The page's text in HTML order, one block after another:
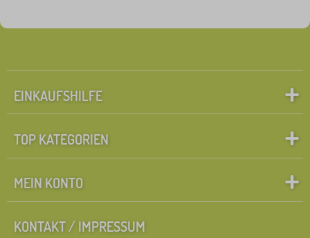
EINKAUFSHILFE
TOP KATEGORIEN
MEIN KONTO
KONTAKT / IMPRESSUM